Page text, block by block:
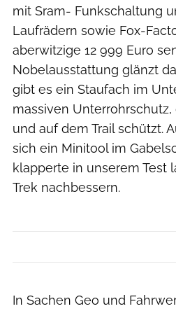
mit Sram- Funkschaltung
Laufrädern sowie Fox-
aberwitzige 12 999 Euro
Nobelausstattung glänzt
gibt es ein Staufach im
massiven
und auf dem Trail schützt.
sich ein Minitool im
klapperte in unserem Test
Trek nachbessern.
In Sachen Geo und